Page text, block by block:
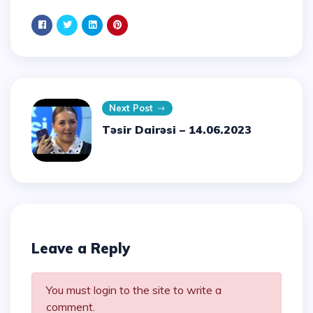
Next Post
Təsir Dairəsi – 14.06.2023
Leave a Reply
You must login to the site to write a
comment.